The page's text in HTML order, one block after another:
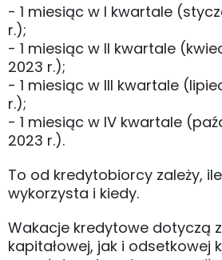
- 1 miesiąc w I kwartale
r.);
- 1 miesiąc w II kwartale
2023 r.);
- 1 miesiąc w III kwartale
r.);
- 1 miesiąc w IV kwartale
2023 r.).
To od kredytobiorcy zależy,
wykorzysta i kiedy.
Wakacje kredytowe dotyczą
kapitałowej, jak i odsetkowej